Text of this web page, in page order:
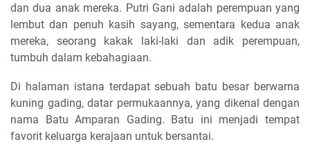
dan dua anak mereka. Putri Gani adalah perempuan yang
lembut dan penuh kasih sayang, sementara kedua anak
mereka, seorang kakak laki-laki dan adik perempuan,
tumbuh dalam kebahagiaan.
Di halaman istana terdapat sebuah batu besar berwarna
kuning gading, datar permukaannya, yang dikenal dengan
nama Batu Amparan Gading. Batu ini menjadi tempat
favorit keluarga kerajaan untuk bersantai.